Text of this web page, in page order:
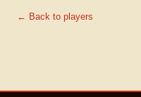
← Back to players